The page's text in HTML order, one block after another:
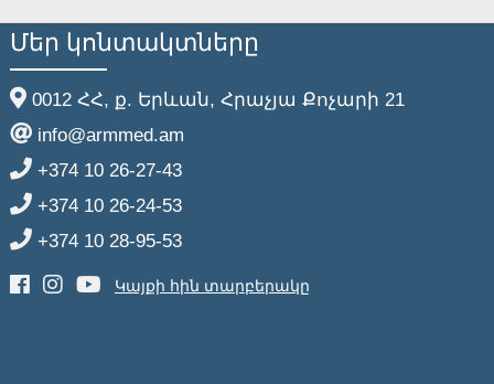
Մեր կոնտակտները
0012 ՀՀ, ք. Երևան, Հրաչյա Քոչարի 21
info@armmed.am
+374 10 26-27-43
+374 10 26-24-53
+374 10 28-95-53
Կայքի հին տարբերակը